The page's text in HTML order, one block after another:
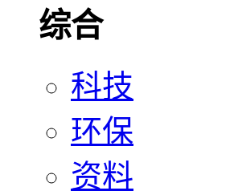
综合
科技
环保
资料